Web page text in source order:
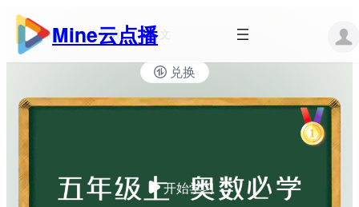
跳
内
容
Mine云点播
所有课程 五年级 正文
兑换
开始学习